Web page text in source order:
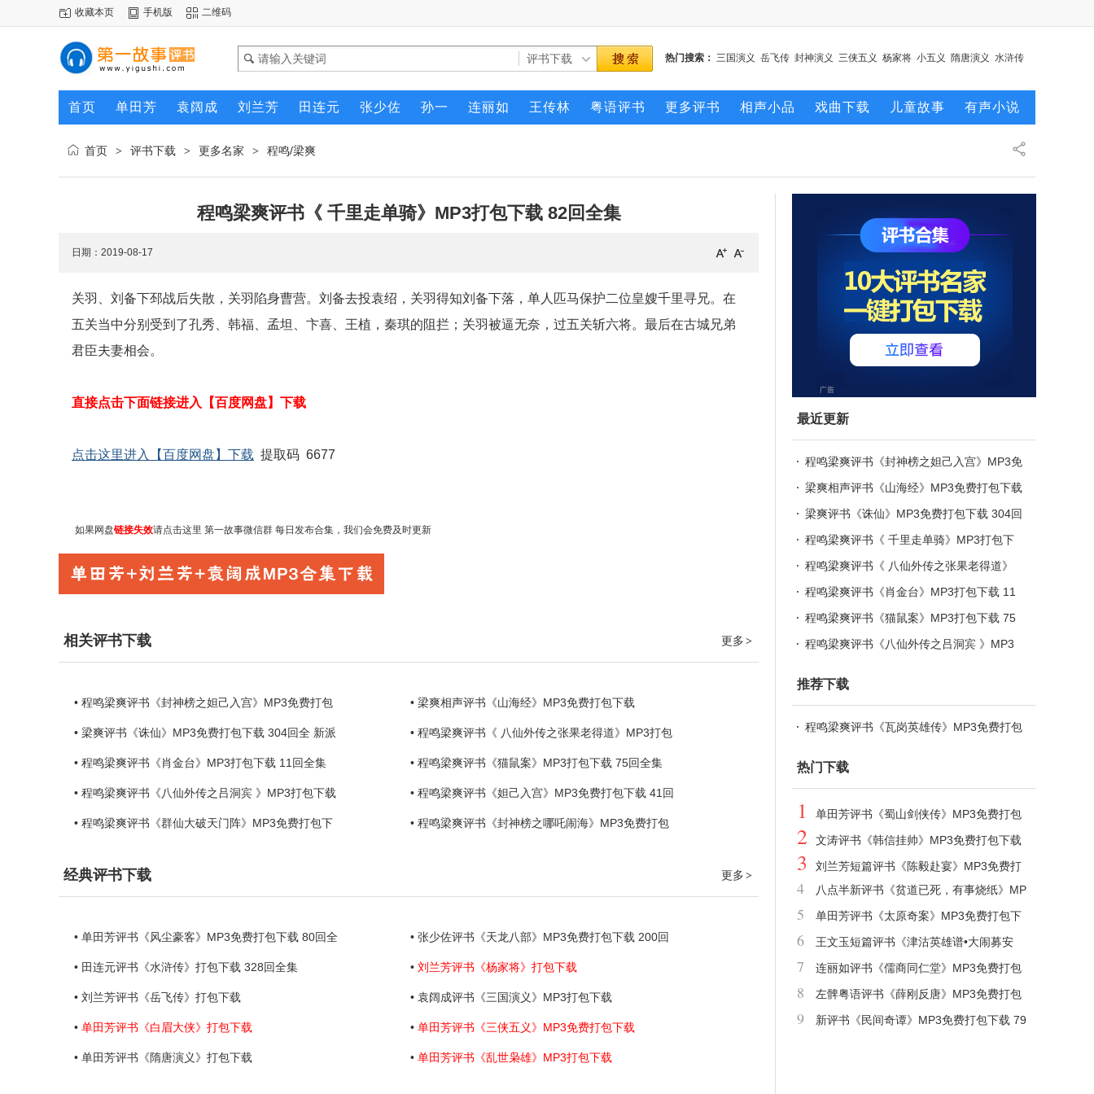
收藏本页 手机版 二维码
热门搜索： 三国演义 岳飞传 封神演义 三侠五义 杨家将 小五义 隋唐演义 水浒传
首页 单田芳 袁阔成 刘兰芳 田连元 张少佐 孙一 连丽如 王传林 粤语评书 更多评书 相声小品 戏曲下载 儿童故事 有声小说
首页 > 评书下载 > 更多名家 > 程鸣/梁爽
程鸣梁爽评书《 千里走单骑》MP3打包下载 82回全集
日期：2019-08-17
关羽、刘备下邳战后失散，关羽陷身曹营。刘备去投袁绍，关羽得知刘备下落，单人匹马保护二位皇嫂千里寻兄。在
五关当中分别受到了孔秀、韩福、孟坦、卞喜、王植，秦琪的阻拦；关羽被逼无奈，过五关斩六将。最后在古城兄弟
君臣夫妻相会。
直接点击下面链接进入【百度网盘】下载
点击这里进入【百度网盘】下载 提取码 6677
如果网盘链接失效请点击这里 第一故事微信群 每日发布合集 ，我们会免费及时更新
更多 >
相关评书下载
• 程鸣梁爽评书《封神榜之妲己入宫》MP3免费打包 • 梁爽相声评书《山海经》MP3免费打包下载
• 梁爽评书《诛仙》MP3免费打包下载 304回全 新派 • 程鸣梁爽评书《 八仙外传之张果老得道》MP3打包
• 程鸣梁爽评书《肖金台》MP3打包下载 11回全集 • 程鸣梁爽评书《猫鼠案》MP3打包下载 75回全集
• 程鸣梁爽评书《八仙外传之吕洞宾 》MP3打包下载 • 程鸣梁爽评书《妲己入宫》MP3免费打包下载 41回
• 程鸣梁爽评书《群仙大破天门阵》MP3免费打包下 • 程鸣梁爽评书《封神榜之哪吒闹海》MP3免费打包
更多 >
经典评书下载
• 单田芳评书《风尘豪客》MP3免费打包下载 80回全 • 张少佐评书《天龙八部》MP3免费打包下载 200回
• 田连元评书《水浒传》打包下载 328回全集 • 刘兰芳评书《杨家将》打包下载
• 刘兰芳评书《岳飞传》打包下载 • 袁阔成评书《三国演义》MP3打包下载
• 单田芳评书《白眉大侠》打包下载 • 单田芳评书《三侠五义》MP3免费打包下载
• 单田芳评书《隋唐演义》打包下载 • 单田芳评书《乱世枭雄》MP3打包下载
最近更新
程鸣梁爽评书《封神榜之妲己入宫》MP3免
费打包下载 82回
梁爽相声评书《山海经》MP3免费打包下载
梁爽评书《诛仙》MP3免费打包下载 304回
全 新派仙侠评书
程鸣梁爽评书《 千里走单骑》MP3打包下
载 82回全集
程鸣梁爽评书《 八仙外传之张果老得道》
MP3打包下载 25回全集
程鸣梁爽评书《肖金台》MP3打包下载 11
回全集
程鸣梁爽评书《猫鼠案》MP3打包下载 75
回全集
程鸣梁爽评书《八仙外传之吕洞宾 》MP3
推荐下载
程鸣梁爽评书《瓦岗英雄传》MP3免费打包
热门下载
1
单田芳评书《蜀山剑侠传》MP3免费打包
下载 AI单田芳声音重现 1033回
2
文涛评书《韩信挂帅》MP3免费打包下载
26回
3
刘兰芳短篇评书《陈毅赴宴》MP3免费打
包下载
4
八点半新评书《贫道已死，有事烧纸》MP
3免费打包下载 475回
5
单田芳评书《太原奇案》MP3免费打包下
载 6回
6
王文玉短篇评书《津沽英雄谱•大闹募安
寺》MP3免费打包下载
7
连丽如评书《儒商同仁堂》MP3免费打包
下载 95回
8
左髀粤语评书《薛刚反唐》MP3免费打包
下载 100回
9
新评书《民间奇谭》MP3免费打包下载 79